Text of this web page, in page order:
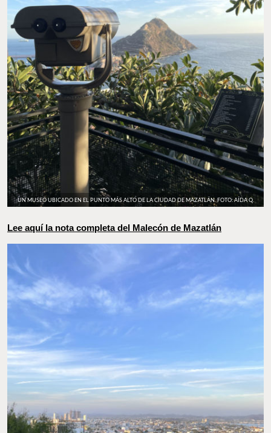
UN MUSEO UBICADO EN EL PUNTO MÁS ALTO DE LA CIUDAD DE MAZATLÁN. FOTO: AÍDA Q.
Lee aquí la nota completa del Malecón de Mazatlán